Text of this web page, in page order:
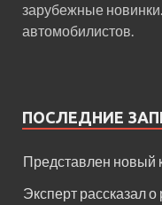
зарубежные
автомобилистов.
ПОСЛЕДНИЕ
Представлен новый
Эксперт рассказал о